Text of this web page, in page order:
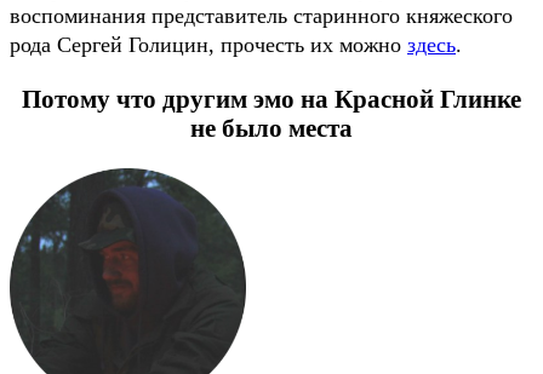
воспоминания представитель старинного княжеского
рода Сергей Голицин, прочесть их можно здесь.
Потому что другим эмо на Красной Глинке
не было места